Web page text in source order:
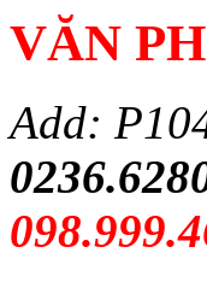
VĂN
Add: